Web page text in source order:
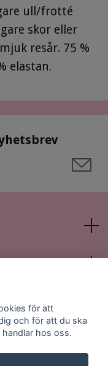
ull/frotté
skor eller
resår. 75 %
elastan.
för att
och för att du ska
hos oss.